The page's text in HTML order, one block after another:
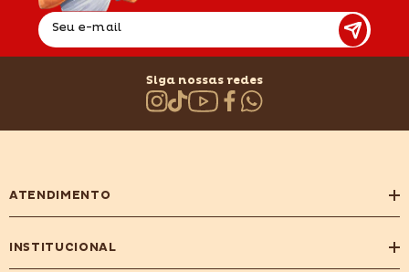
Seu e-mail
Siga nossas redes
ATENDIMENTO
INSTITUCIONAL